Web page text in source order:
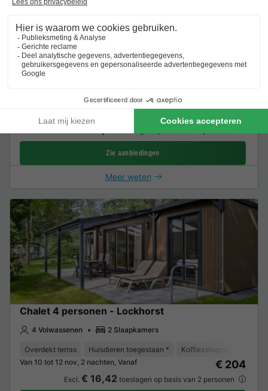
Chalet 4 personen - Rijsenburg
37m2 4 Volwassenen
2 Slaapkamers
Airconditioning Huisdieren toegestaan *
€ 204
Zie aanbiedingen
Meer weten
Chalet 4 personen - Lockhorst
4 Volwassenen 2 Slaapkamers
Overdekt terras Huisdieren toegestaan * Koffiezetapparaat
Van 10 tot 12 nov, 2 nachten, Vanaf
€ 204
Excl. € 16,42 toeslagen op basis van 2 personen